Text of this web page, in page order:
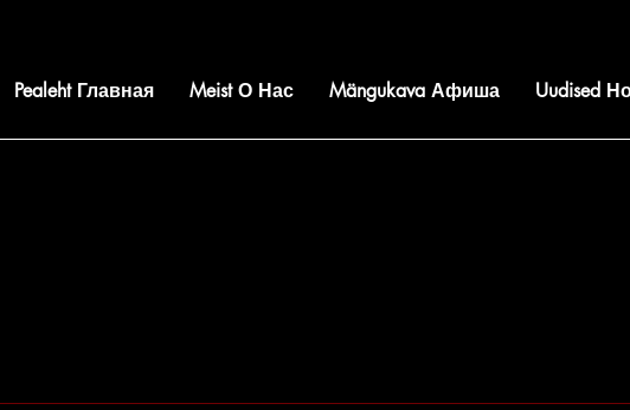
Pealeht Главная Meist О Нас Mängukava Афиша Uudised